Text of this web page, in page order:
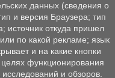
данных (сведения о
и версия Браузера; тип
источник откуда пришел
по какой рекламе; язык
и на какие кнопки
функционирования
исследований и обзоров.